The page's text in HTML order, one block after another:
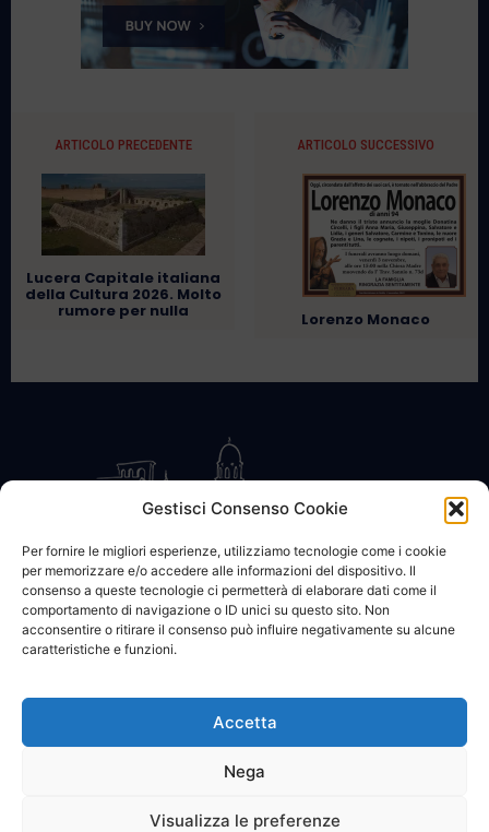
Gestisci Consenso Cookie
Per fornire le migliori esperienze, utilizziamo tecnologie come i cookie
per memorizzare e/o accedere alle informazioni del dispositivo. Il
consenso a queste tecnologie ci permetterà di elaborare dati come il
comportamento di navigazione o ID unici su questo sito. Non
acconsentire o ritirare il consenso può influire negativamente su alcune
caratteristiche e funzioni.
Accetta
Nega
Visualizza le preferenze
ARTICOLO PRECEDENTE
Lucera Capitale italiana
della Cultura 2026. Molto
rumore per nulla
ARTICOLO SUCCESSIVO
Lorenzo Monaco
CONTATTACI COOKIE POLICY PRIVACY
© 2002 - 2026 SanBartolomeo.info :::: powered by Go Web snc |